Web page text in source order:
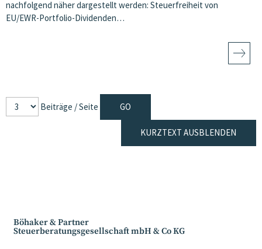
nachfolgend näher dargestellt werden: Steuerfreiheit von
EU/EWR-Portfolio-Dividenden…
Beiträge / Seite
KURZTEXT AUSBLENDEN
Böhaker & Partner
Steuerberatungsgesellschaft mbH & Co KG